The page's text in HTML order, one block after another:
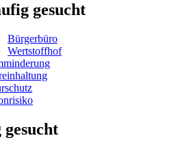
gesucht
Bürgerbüro
Wertstoffhof